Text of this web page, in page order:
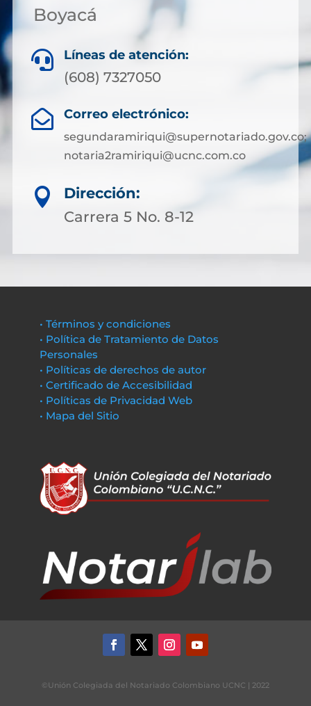
Boyacá
 Líneas de atención:
(608) 7327050
 Correo electrónico:
segundaramiriqui@supernotariado.gov.co;
notaria2ramiriqui@ucnc.com.co

Dirección:
Carrera 5 No. 8-12
• Términos y condiciones
• Política de Tratamiento de Datos
Personales
• Políticas de derechos de autor
• Certificado de Accesibilidad
• Políticas de Privacidad Web
• Mapa del Sitio
©Unión Colegiada del Notariado Colombiano UCNC | 2022